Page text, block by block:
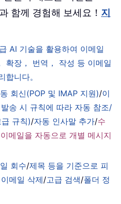
함께 경험해 보세요！ 지
AI 기술을 활용하여 이메일
확장， 번역， 작성 등 이메일
합니다。
회신(POP 및 IMAP 지원)/이
송 시 규칙에 따라 자동 참조/
규칙)/자동 인사말 추가/수
메일을 자동으로 개별 메시지
회수/제목 등을 기준으로 피
메일 삭제/고급 검색/폴더 정